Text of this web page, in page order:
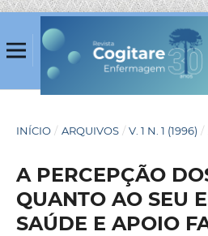
INÍCIO / ARQUIVOS / V. 1 N. 1 (1996) /
A PERCEPÇÃO
QUANTO AO SEU
SAÚDE E APOIO